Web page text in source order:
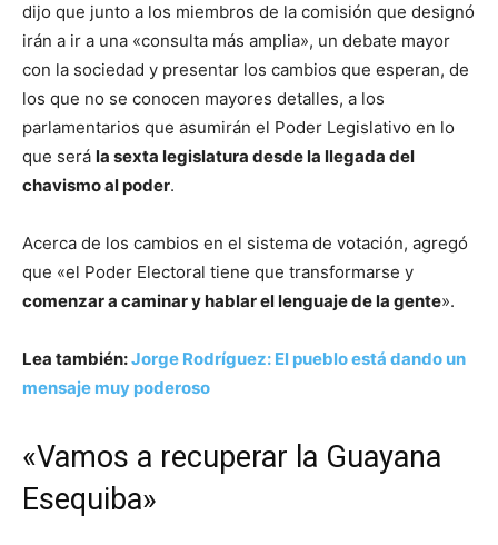
dijo que junto a los miembros de la comisión que designó
irán a ir a una «consulta más amplia», un debate mayor
con la sociedad y presentar los cambios que esperan, de
los que no se conocen mayores detalles, a los
parlamentarios que asumirán el Poder Legislativo en lo
que será la sexta legislatura desde la llegada del
chavismo al poder.
Acerca de los cambios en el sistema de votación, agregó
que «el Poder Electoral tiene que transformarse y
comenzar a caminar y hablar el lenguaje de la gente».
Lea también:Jorge Rodríguez: El pueblo está dando un
mensaje muy poderoso
«Vamos a recuperar la Guayana
Esequiba»